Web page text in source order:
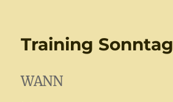
Training Sonntag
WANN